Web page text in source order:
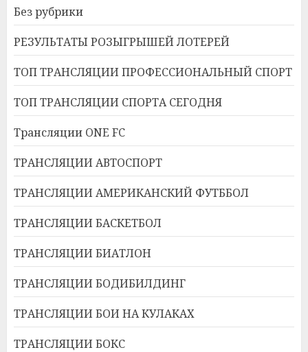
Без рубрики
РЕЗУЛЬТАТЫ РОЗЫГРЫШЕЙ ЛОТЕРЕЙ
ТОП ТРАНСЛЯЦИИ ПРОФЕССИОНАЛЬНЫЙ СПОРТ
ТОП ТРАНСЛЯЦИИ СПОРТА СЕГОДНЯ
Трансляции ONE FC
ТРАНСЛЯЦИИ АВТОСПОРТ
ТРАНСЛЯЦИИ АМЕРИКАНСКИЙ ФУТББОЛ
ТРАНСЛЯЦИИ БАСКЕТБОЛ
ТРАНСЛЯЦИИ БИАТЛОН
ТРАНСЛЯЦИИ БОДИБИЛДИНГ
ТРАНСЛЯЦИИ БОИ НА КУЛАКАХ
ТРАНСЛЯЦИИ БОКС